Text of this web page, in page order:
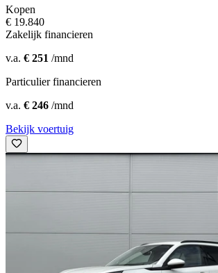
Kopen
€ 19.840
Zakelijk financieren
v.a. € 251 /mnd
Particulier financieren
v.a. € 246 /mnd
Bekijk voertuig